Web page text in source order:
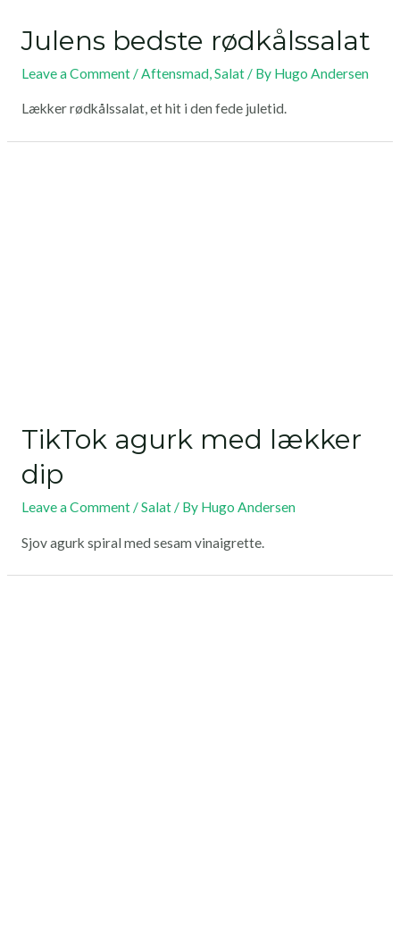
Julens bedste rødkålssalat
Leave a Comment /Aftensmad,Salat/ By Hugo Andersen
Lækker rødkålssalat, et hit i den fede juletid.
TikTok agurk med lækker
dip
Leave a Comment /Salat/ By Hugo Andersen
Sjov agurk spiral med sesam vinaigrette.